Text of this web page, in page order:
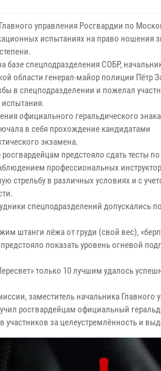
управления Росгвардии по
испытаниях на право ношения
базе спецподразделения СОБР,
области генерал-майор полиции Пётр
в спецподразделении и пожелал
испытания.
официального геральдического
в себя прохождение кандидатами
экзамена.
предстояло сдать тесты
профессиональных
стрельбу в различных условиях и с
спецподразделений допускались по
штанги лёжа от груди (свой вес),
показать уровень огневой
только 10 лучшим удалось
заместитель начальника Главного
росгвардейцам официальный
участников за целеустремлённость и